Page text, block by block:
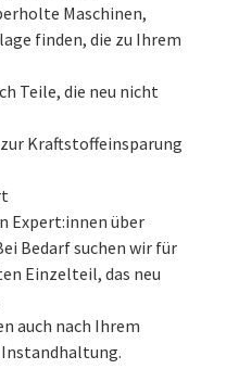
Maschinen,
finden, die zu Ihrem
Teile, die neu nicht
Kraftstoffeinsparung
Expert:innen über
Bedarf suchen wir für
Einzelteil, das neu
auch nach Ihrem